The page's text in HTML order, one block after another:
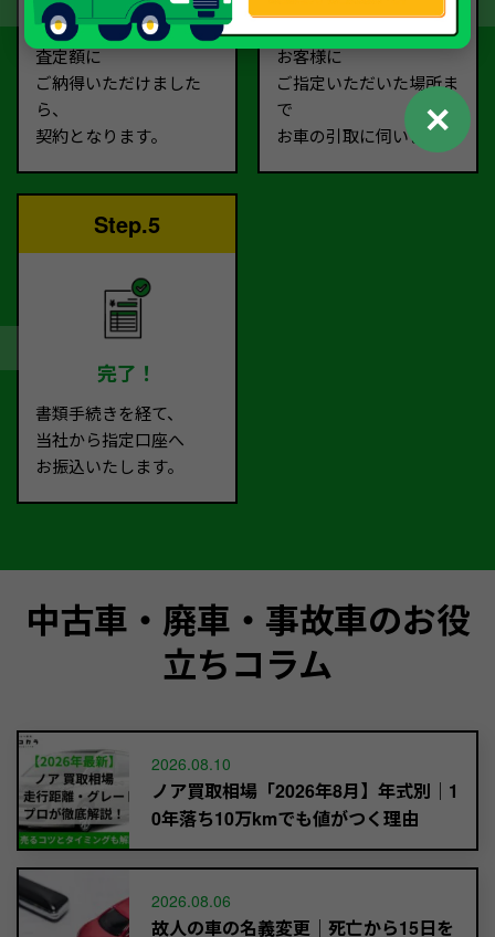
契約
査定額に
ご納得いただけました
ら、
契約となります。
お引取り
お客様に
ご指定いただいた場所ま
で
お車の引取に伺います。
Step.5
完了！
書類手続きを経て、
当社から指定口座へ
お振込いたします。
中古車・廃車・事故車のお役
立ちコラム
2026.08.10
ノア買取相場「2026年8月】年式別｜1
0年落ち10万kmでも値がつく理由
2026.08.06
故人の車の名義変更｜死亡から15日を
✕